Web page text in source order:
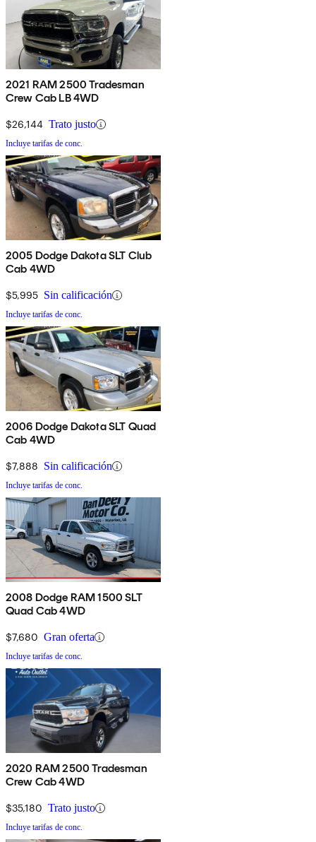
2021 RAM 2500 Tradesman
Crew Cab LB 4WD
$26,144 Trato justo
Incluye tarifas de conc.
2005 Dodge Dakota SLT Club
Cab 4WD
$5,995 Sin calificación
Incluye tarifas de conc.
2006 Dodge Dakota SLT Quad
Cab 4WD
$7,888 Sin calificación
Incluye tarifas de conc.
2008 Dodge RAM 1500 SLT
Quad Cab 4WD
$7,680 Gran oferta
Incluye tarifas de conc.
2020 RAM 2500 Tradesman
Crew Cab 4WD
$35,180 Trato justo
Incluye tarifas de conc.